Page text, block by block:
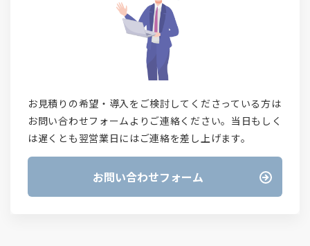
お見積りの希望・導入をご検討してくださっている方は
お問い合わせフォームよりご連絡ください。当日もしく
は遅くとも翌営業日にはご連絡を差し上げます。
お問い合わせフォーム